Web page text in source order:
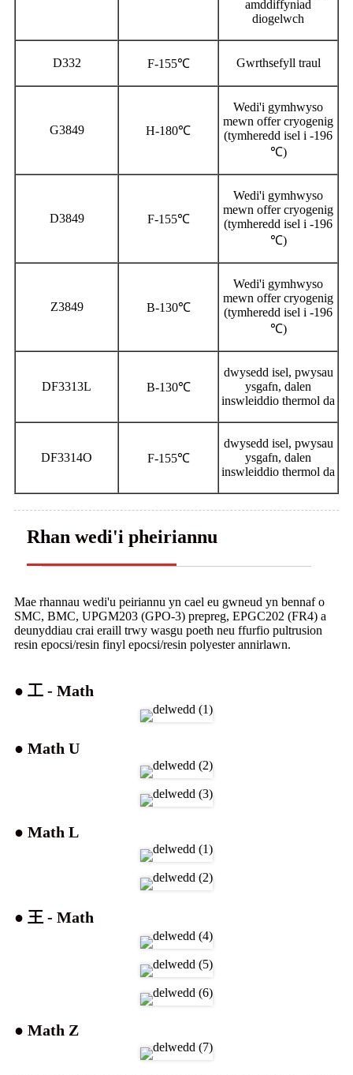
amddiffyniad
diogelwch
D332 F-155℃ Gwrthsefyll traul
G3849 H-180℃
Wedi'i gymhwyso
mewn offer cryogenig
(tymheredd isel i -196
℃)
D3849 F-155℃
Wedi'i gymhwyso
mewn offer cryogenig
(tymheredd isel i -196
℃)
Z3849 B-130℃
Wedi'i gymhwyso
mewn offer cryogenig
(tymheredd isel i -196
℃)
DF3313L B-130℃
dwysedd isel, pwysau
ysgafn, dalen
inswleiddio thermol da
DF3314O F-155℃
dwysedd isel, pwysau
ysgafn, dalen
inswleiddio thermol da
Rhan wedi'i pheiriannu
Mae rhannau wedi'u peiriannu yn cael eu gwneud yn bennaf o
SMC, BMC, UPGM203 (GPO-3) prepreg, EPGC202 (FR4) a
deunyddiau crai eraill trwy wasgu poeth neu ffurfio pultrusion
resin epocsi/resin finyl epocsi/resin polyester annirlawn.
● 工 - Math
● Math U
● Math L
● 王 - Math
● Math Z